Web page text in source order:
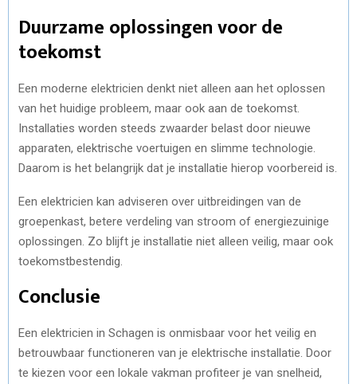
Duurzame oplossingen voor de
toekomst
Een moderne elektricien denkt niet alleen aan het oplossen
van het huidige probleem, maar ook aan de toekomst.
Installaties worden steeds zwaarder belast door nieuwe
apparaten, elektrische voertuigen en slimme technologie.
Daarom is het belangrijk dat je installatie hierop voorbereid is.
Een elektricien kan adviseren over uitbreidingen van de
groepenkast, betere verdeling van stroom of energiezuinige
oplossingen. Zo blijft je installatie niet alleen veilig, maar ook
toekomstbestendig.
Conclusie
Een elektricien in Schagen is onmisbaar voor het veilig en
betrouwbaar functioneren van je elektrische installatie. Door
te kiezen voor een lokale vakman profiteer je van snelheid,